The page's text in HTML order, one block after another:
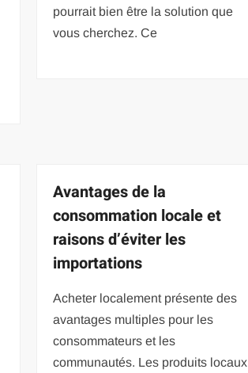
pourrait bien être la solution que
vous cherchez. Ce
Avantages de la
consommation locale et
raisons d’éviter les
importations
Acheter localement présente des
avantages multiples pour les
consommateurs et les
communautés. Les produits locaux